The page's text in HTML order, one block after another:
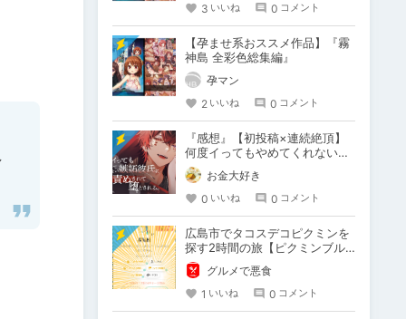
3 いいね 0 コメント
【孕ませ系おススメ作品】『霧
神島 全彩色総集編』
孕マン
2 いいね 0 コメント
『感想』【初投稿×連続絶頂】
何度イってもやめてくれない嫉
妬彼氏に激責めされて堕とされ
る。お金大好き
0 いいね 0 コメント
広島市でタコスデコピクミンを
探す2時間の旅【ピクミンブル
ーム / Pikmin Bloom】
グルメで悪食
1 いいね 0 コメント